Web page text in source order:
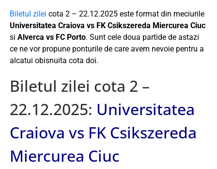
Biletul zilei cota 2 – 22.12.2025 este format din meciurile
Universitatea Craiova vs FK Csikszereda Miercurea Ciuc
si Alverca vs FC Porto. Sunt cele doua partide de astazi
ce ne vor propune ponturile de care avem nevoie pentru a
alcatui obisnuita cota doi.
Biletul zilei cota 2 –
22.12.2025: Universitatea
Craiova vs FK Csikszereda
Miercurea Ciuc